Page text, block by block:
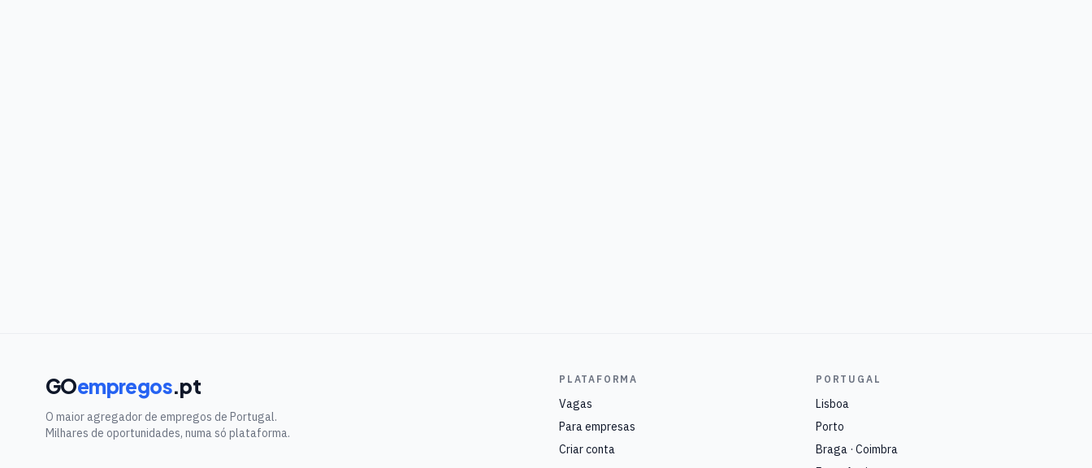
GOempregos.pt
O maior agregador de empregos de Portugal.
Milhares de oportunidades, numa só plataforma.
PLATAFORMA
Vagas
Para empresas
Criar conta
PORTUGAL
Lisboa
Porto
Braga · Coimbra